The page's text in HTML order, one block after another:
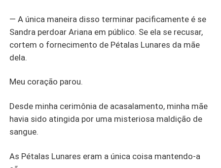
— A única maneira disso terminar pacificamente é se
Sandra perdoar Ariana em público. Se ela se recusar,
cortem o fornecimento de Pétalas Lunares da mãe
dela.
Meu coração parou.
Desde minha cerimônia de acasalamento, minha mãe
havia sido atingida por uma misteriosa maldição de
sangue.
As Pétalas Lunares eram a única coisa mantendo-a